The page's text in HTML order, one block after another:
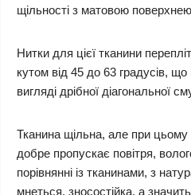
щільності з матовою
Нитки для цієї тканини
кутом від 45 до 63 градусів, що
вигляді дрібної діагональної
Тканина щільна, але при цьому
добре пропускає повітря,
порівнянні із тканинами, з
мнеться, зносостійка, а